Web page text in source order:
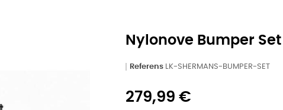
Nylonove Bumper
Referens LK-SHERMANS-BUMPER-SET
279,99 €